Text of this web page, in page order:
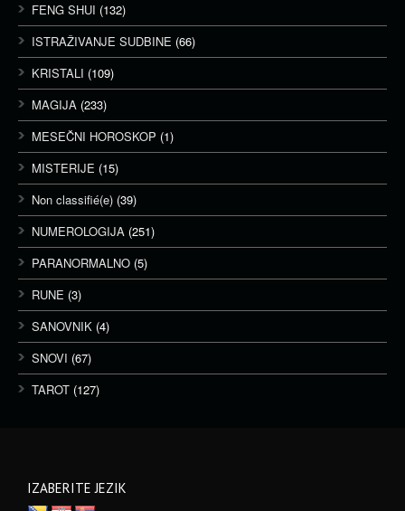
FENG SHUI (132)
ISTRAŽIVANJE SUDBINE (66)
KRISTALI (109)
MAGIJA (233)
MESEČNI HOROSKOP (1)
MISTERIJE (15)
Non classifié(e) (39)
NUMEROLOGIJA (251)
PARANORMALNO (5)
RUNE (3)
SANOVNIK (4)
SNOVI (67)
TAROT (127)
IZABERITE JEZIK